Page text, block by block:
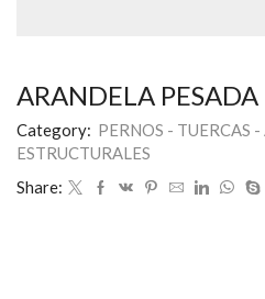
ARANDELA
Category: PERNOS - TUERCAS
ESTRUCTURALES
Share: